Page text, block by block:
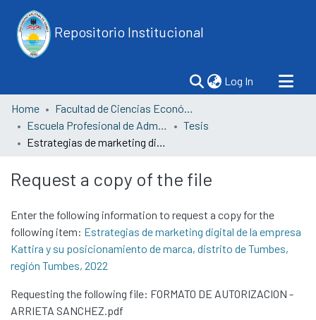
Repositorio Institucional
Log In (current)
Home
Facultad de Ciencias Económicas
Escuela Profesional de Administración
Tesis
Estrategias de marketing digital de la empresa Kattira y su posicionamiento de marca, distrito de Tumbes, región Tumbes, 2022
Request a copy of the file
Enter the following information to request a copy for the
following item: Estrategias de marketing digital de la empresa
Kattira y su posicionamiento de marca, distrito de Tumbes,
región Tumbes, 2022
Requesting the following file: FORMATO DE AUTORIZACION -
ARRIETA SANCHEZ.pdf